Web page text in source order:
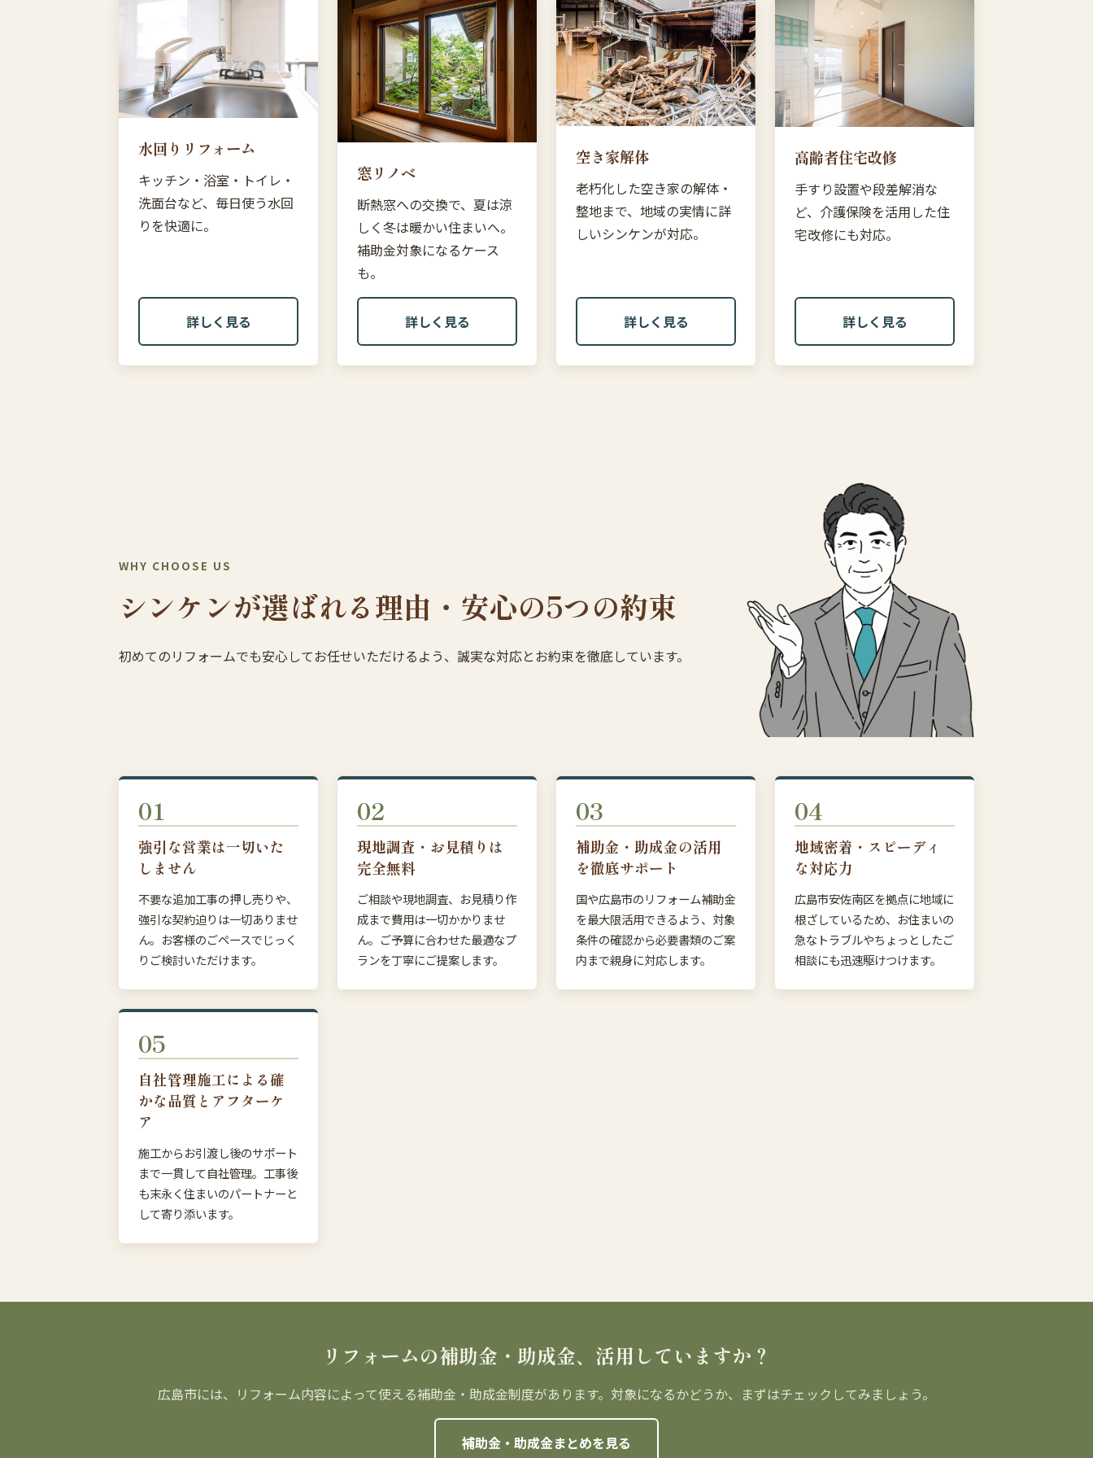
水回りリフォーム
キッチン・浴室・トイレ・
洗面台など、毎日使う水回
りを快適に。
詳しく見る
窓リノベ
断熱窓への交換で、夏は涼
しく冬は暖かい住まいへ。
補助金対象になるケース
も。
詳しく見る
空き家解体
老朽化した空き家の解体・
整地まで、地域の実情に詳
しいシンケンが対応。
詳しく見る
高齢者住宅改修
手すり設置や段差解消な
ど、介護保険を活用した住
宅改修にも対応。
詳しく見る
WHY CHOOSE US
シンケンが選ばれる理由・安心の5つの約束
初めてのリフォームでも安心してお任せいただけるよう、誠実な対応とお約束を徹底しています。
01
強引な営業は一切いた
しません
不要な追加工事の押し売りや、
強引な契約迫りは一切ありませ
ん。お客様のごペースでじっく
りご検討いただけます。
02
現地調査・お見積りは
完全無料
ご相談や現地調査、お見積り作
成まで費用は一切かかりませ
ん。ご予算に合わせた最適なプ
ランを丁寧にご提案します。
03
補助金・助成金の活用
を徹底サポート
国や広島市のリフォーム補助金
を最大限活用できるよう、対象
条件の確認から必要書類のご案
内まで親身に対応します。
04
地域密着・スピーディ
な対応力
広島市安佐南区を拠点に地域に
根ざしているため、お住まいの
急なトラブルやちょっとしたご
相談にも迅速駆けつけます。
05
自社管理施工による確
かな品質とアフターケ
ア
施工からお引渡し後のサポート
まで一貫して自社管理。工事後
も末永く住まいのパートナーと
して寄り添います。
リフォームの補助金・助成金、活用していますか？
広島市には、リフォーム内容によって使える補助金・助成金制度があります。対象になるかどうか、まずはチェックしてみましょう。
補助金・助成金まとめを見る